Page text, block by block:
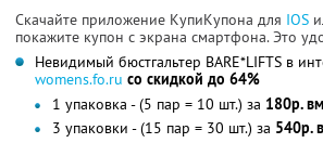
Скачайте приложение КупиКупона для IOS
покажите купон с экрана смартфона. Это
Невидимый бюстгальтер BARE*LIFTS в
womens.fo.ru со скидкой до 64%
1 упаковка - (5 пар = 10 шт.) за 180р.
3 упаковки - (15 пар = 30 шт.) за 540р.